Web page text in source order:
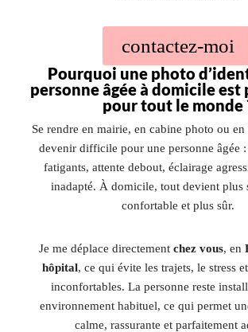
contactez-moi
Pourquoi une photo
personne âgée à domicile est
pour tout le monde
Se rendre en mairie, en cabine photo ou
devenir difficile pour une personne âgée :
fatigants, attente debout, éclairage
inadapté. À domicile, tout devient plus
confortable et plus sûr.
Je me déplace directement chez vous, en
hôpital, ce qui évite les trajets, le stress
inconfortables. La personne reste
environnement habituel, ce qui permet
calme, rassurante et parfaitement